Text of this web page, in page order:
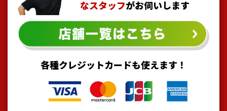
なスタッフがお伺いします
各種クレジットカードも使えます！